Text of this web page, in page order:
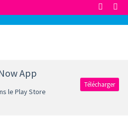
App
le Play Store
Télécharger